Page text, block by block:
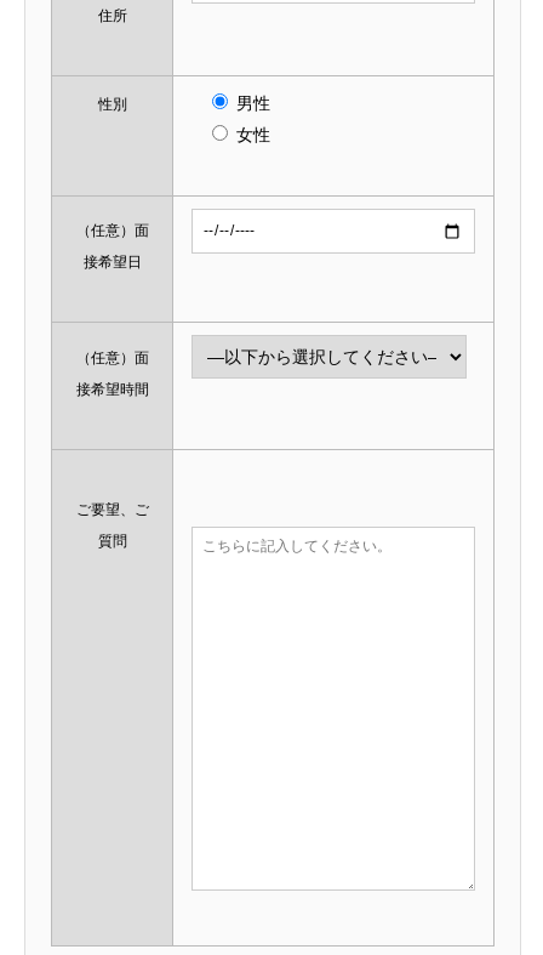
住所
性別
男性
女性
（任意） 面
接希望日
（任意） 面
接希望時間
ご要望、ご
質問